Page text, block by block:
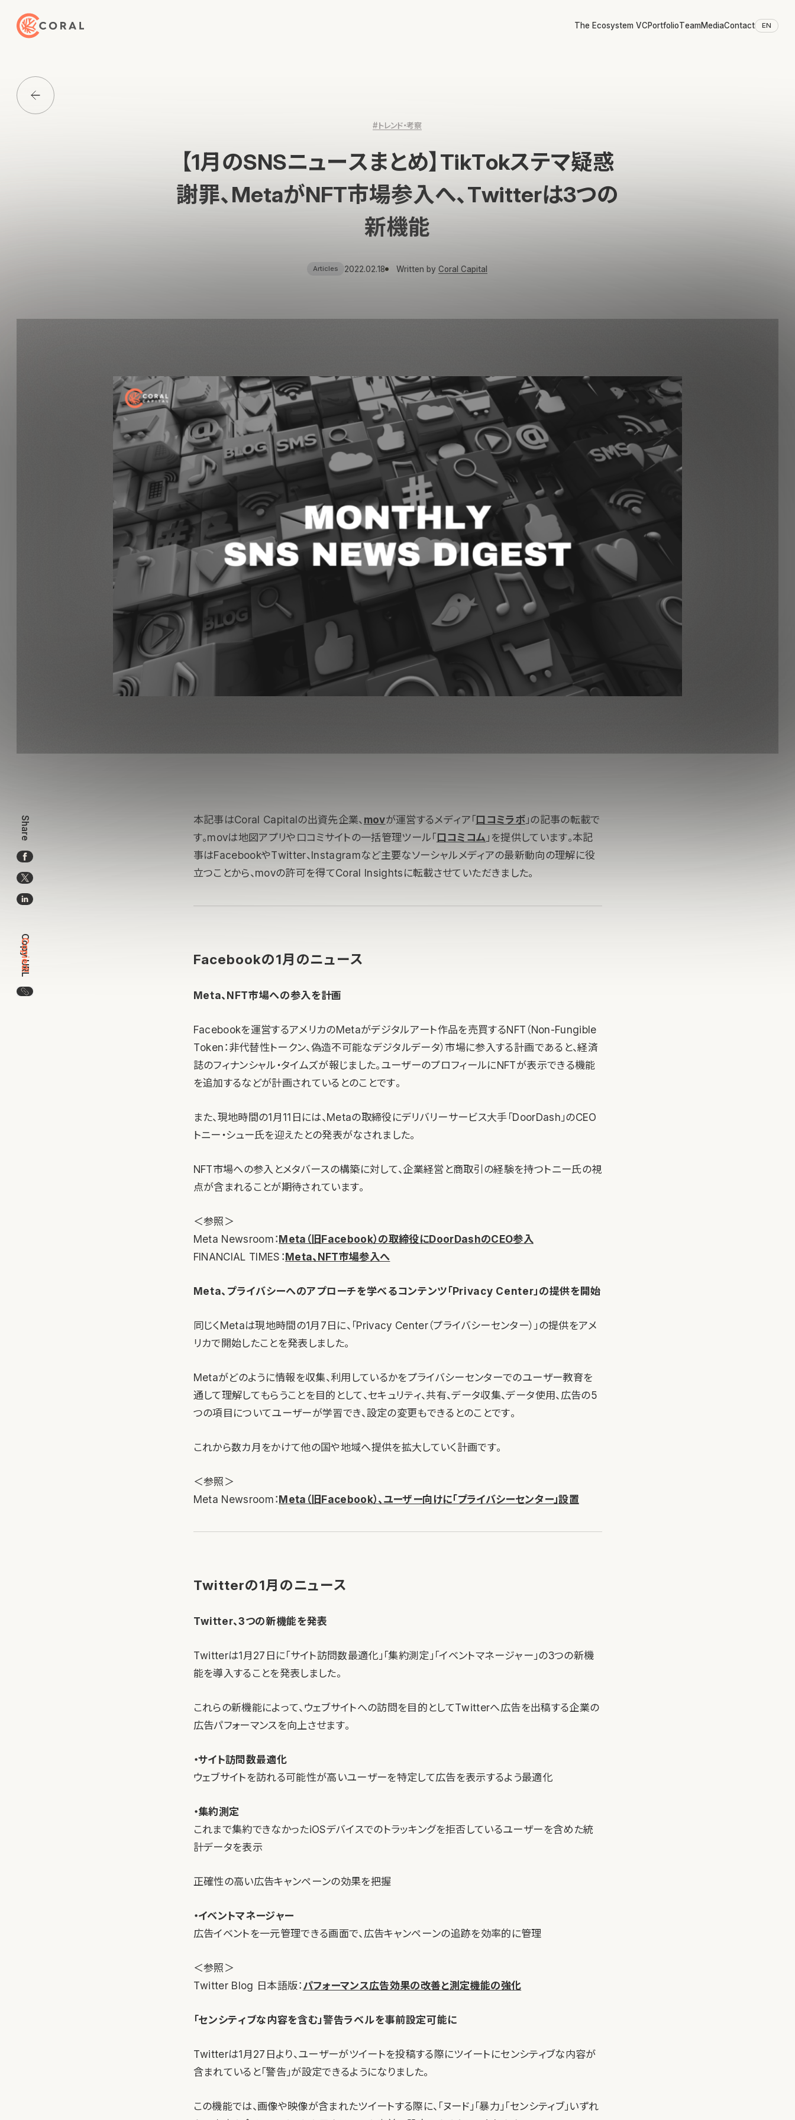
トップページへ戻る
The Ecosystem VCPortfolioTeamMediaContact EN
Media一覧に戻る
#トレンド・考察
【1月のSNSニュースまとめ】TikTokステマ疑惑
謝罪、MetaがNFT市場参入へ、Twitterは3つの
新機能
Articles 2022.02.18 Written byCoral Capital
Share
Copy URL
Copied!
この記事のURLをコピー
本記事はCoral Capitalの出資先企業、 movが運営するメディア「口コミラボ」の記事の転載で
す。movは地図アプリや口コミサイトの一括管理ツール「口コミコム 」を提供しています。本記
事はFacebookやTwitter、Instagramなど主要なソーシャルメディアの最新動向の理解に役
立つことから、movの許可を得てCoral Insightsに転載させていただきました。
Facebookの1月のニュース
Meta、NFT市場への参入を計画
Facebookを運営するアメリカのMetaがデジタルアート作品を売買するNFT（Non-Fungible
Token：非代替性トークン、偽造不可能なデジタルデータ）市場に参入する計画であると、経済
誌のフィナンシャル・タイムズが報じました。ユーザーのプロフィールにNFTが表示できる機能
を追加するなどが計画されているとのことです。
また、現地時間の1月11日には、Metaの取締役にデリバリーサービス大手「DoorDash」のCEO
トニー・シュー氏を迎えたとの発表がなされました。
NFT市場への参入とメタバースの構築に対して、企業経営と商取引の経験を持つトニー氏の視
点が含まれることが期待されています。
＜参照＞
Meta Newsroom：Meta（旧Facebook）の取締役にDoorDashのCEO参入
FINANCIAL TIMES：Meta、NFT市場参入へ
Meta、プライバシーへのアプローチを学べるコンテンツ「Privacy Center」の提供を開始
同じくMetaは現地時間の1月7日に、「Privacy Center（プライバシーセンター）」の提供をアメ
リカで開始したことを発表しました。
Metaがどのように情報を収集、利用しているかをプライバシーセンターでのユーザー教育を
通して理解してもらうことを目的として、セキュリティ、共有、データ収集、データ使用、広告の5
つの項目についてユーザーが学習でき、設定の変更もできるとのことです。
これから数カ月をかけて他の国や地域へ提供を拡大していく計画です。
＜参照＞
Meta Newsroom：Meta（旧Facebook）、ユーザー向けに「プライバシーセンター」設置
Twitterの1月のニュース
Twitter、3つの新機能を発表
Twitterは1月27日に「サイト訪問数最適化」「集約測定」「イベントマネージャー」の3つの新機
能を導入することを発表しました。
これらの新機能によって、ウェブサイトへの訪問を目的としてTwitterへ広告を出稿する企業の
広告パフォーマンスを向上させます。
・サイト訪問数最適化
ウェブサイトを訪れる可能性が高いユーザーを特定して広告を表示するよう最適化
・集約測定
これまで集約できなかったiOSデバイスでのトラッキングを拒否しているユーザーを含めた統
計データを表示
正確性の高い広告キャンペーンの効果を把握
・イベントマネージャー
広告イベントを一元管理できる画面で、広告キャンペーンの追跡を効率的に管理
＜参照＞
Twitter Blog 日本語版：パフォーマンス広告効果の改善と測定機能の強化
「センシティブな内容を含む」警告ラベルを事前設定可能に
Twitterは1月27日より、ユーザーがツイートを投稿する際にツイートにセンシティブな内容が
含まれていると「警告」が設定できるようになりました。
この機能では、画像や映像が含まれたツイートする際に、「ヌード」「暴力」「センシティブ」いずれ